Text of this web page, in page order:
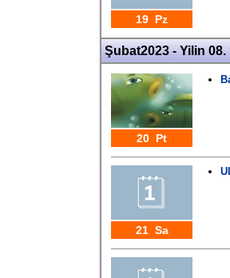
19 Pz
Şubat2023 - Yilin
20 Pt
21 Sa